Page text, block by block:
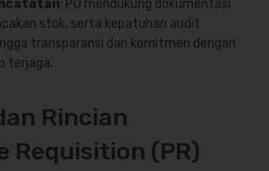
: PO mendukung dokumentasi
stok, serta kepatuhan audit
transparansi dan komitmen dengan
terjaga.
Rincian
Requisition (PR)